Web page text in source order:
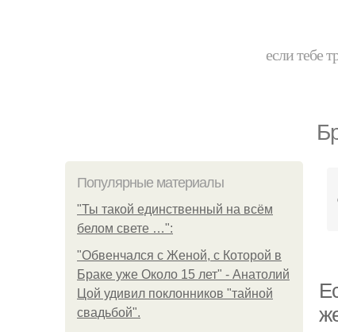
если тебе
Популярные материалы
"Ты такой единственный на всём
белом свете …":
"Обвенчался с Женой, с Которой в
Браке уже Около 15 лет" - Анатолий
Цой удивил поклонников "тайной
свадьбой".